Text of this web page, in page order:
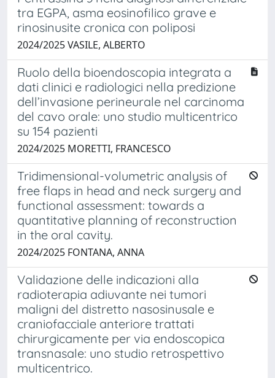
tra EGPA, asma eosinofilico grave e
rinosinusite cronica con poliposi
2024/2025 VASILE, ALBERTO
Ruolo della bioendoscopia integrata a
dati clinici e radiologici nella predizione
dell’invasione perineurale nel carcinoma
del cavo orale: uno studio multicentrico
su 154 pazienti
2024/2025 MORETTI, FRANCESCO
Tridimensional-volumetric analysis of
free flaps in head and neck surgery and
functional assessment: towards a
quantitative planning of reconstruction
in the oral cavity.
2024/2025 FONTANA, ANNA
Validazione delle indicazioni alla
radioterapia adiuvante nei tumori
maligni del distretto nasosinusale e
craniofacciale anteriore trattati
chirurgicamente per via endoscopica
transnasale: uno studio retrospettivo
multicentrico.